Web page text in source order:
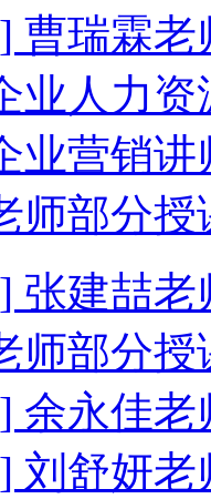
曹瑞霖老
业人力
业营销
师部分授
张建喆老
师部分
余永佳老
刘舒妍老